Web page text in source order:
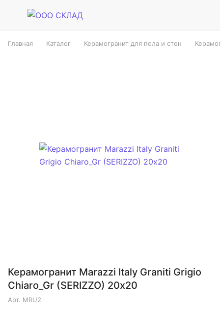
Главная Каталог Керамогранит для пола и стен
Керамогранит Marazzi Italy Graniti Grigio
Chiaro_Gr (SERIZZO) 20х20
Арт. MRU2